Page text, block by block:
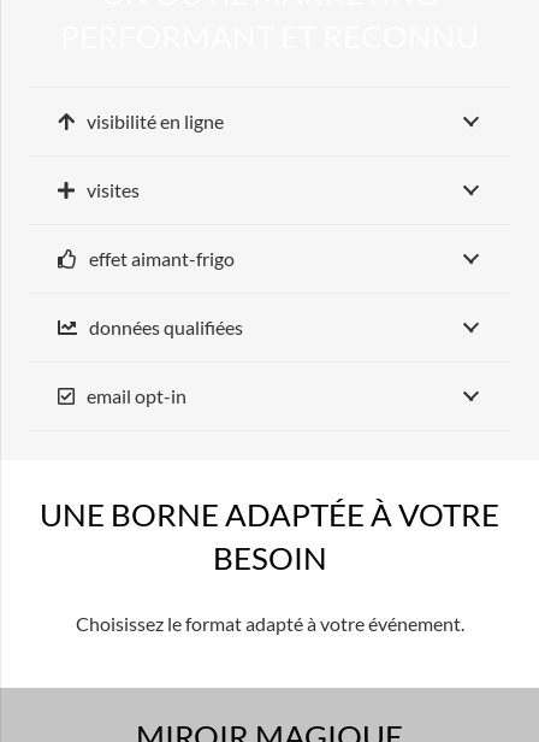
visibilité en ligne
visites
effet aimant-frigo
données qualifiées
email opt-in
UNE BORNE ADAPTÉE À VOTRE
BESOIN
Choisissez le format adapté à votre événement.